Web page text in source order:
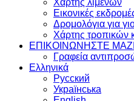
Εικονικές
Δρομολόγια για
Χάρτης τροπικών
ΕΠΙΚΟΙΝΩΝΗΣΤΕ
Γραφεία
Ελληνικά
Русский
Українська